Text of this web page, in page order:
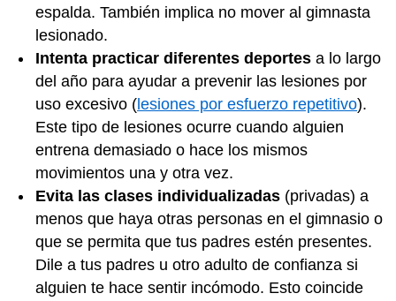
espalda. También implica no mover al gimnasta
lesionado.
Intenta practicar diferentes deportes a lo largo
del año para ayudar a prevenir las lesiones por
uso excesivo ( lesiones por esfuerzo repetitivo).
Este tipo de lesiones ocurre cuando alguien
entrena demasiado o hace los mismos
movimientos una y otra vez.
Evita las clases individualizadas (privadas) a
menos que haya otras personas en el gimnasio o
que se permita que tus padres estén presentes.
Dile a tus padres u otro adulto de confianza si
alguien te hace sentir incómodo. Esto coincide